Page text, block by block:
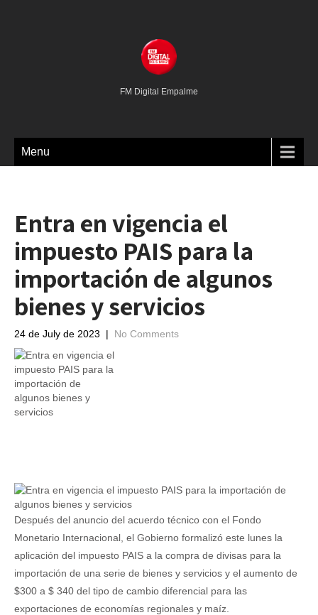
FM Digital Empalme
Menu
Entra en vigencia el
impuesto PAIS para la
importación de algunos
bienes y servicios
24 de July de 2023 | No Comments
Después del anuncio del acuerdo técnico con el Fondo
Monetario Internacional, el Gobierno formalizó este lunes la
aplicación del impuesto PAIS a la compra de divisas para la
importación de una serie de bienes y servicios y el aumento de
$300 a $ 340 del tipo de cambio diferencial para las
exportaciones de economías regionales y maíz.